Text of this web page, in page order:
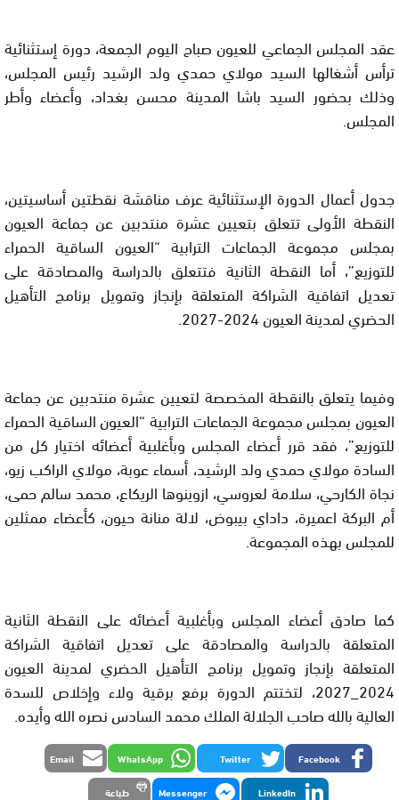
عقد المجلس الجماعي للعيون صباح اليوم الجمعة، دورة إستثنائية
ترأس أشغالها السيد مولاي حمدي ولد الرشيد رئيس المجلس،
وذلك بحضور السيد باشا المدينة محسن بغداد، وأعضاء وأطر
المجلس.
جدول أعمال الدورة الإستثنائية عرف مناقشة نقطتين أساسيتين،
النقطة الأولى تتعلق بتعيين عشرة منتدبين عن جماعة العيون
بمجلس مجموعة الجماعات الترابية “العيون الساقية الحمراء
للتوزيع”، أما النقطة الثانية فتتعلق بالدراسة والمصادقة على
تعديل اتفاقية الشراكة المتعلقة بإنجاز وتمويل برنامج التأهيل
الحضري لمدينة العيون 2024-2027.
وفيما يتعلق بالنقطة المخصصة لتعيين عشرة منتدبين عن جماعة
العيون بمجلس مجموعة الجماعات الترابية “العيون الساقية الحمراء
للتوزيع”، فقد قرر أعضاء المجلس وبأغلبية أعضائه اختيار كل من
السادة مولاي حمدي ولد الرشيد، أسماء عوبة، مولاي الراكب زيو،
نجاة الكارحي، سلامة لعروسي، ازوينوها الريكاع، محمد سالم حمى،
أم البركة اعميرة، داداي بيبوض، لالة منانة حيون، كأعضاء ممثلين
للمجلس بهذه المجموعة.
كما صادق أعضاء المجلس وبأغلبية أعضائه على النقطة الثانية
المتعلقة بالدراسة والمصادقة على تعديل اتفاقية الشراكة
المتعلقة بإنجاز وتمويل برنامج التأهيل الحضري لمدينة العيون
2024_2027، لتختتم الدورة برفع برقية ولاء وإخلاص للسدة
العالية بالله صاحب الجلالة الملك محمد السادس نصره الله وأيده.
Facebook
Twitter
WhatsApp
Email
LinkedIn
Messenger طباعة